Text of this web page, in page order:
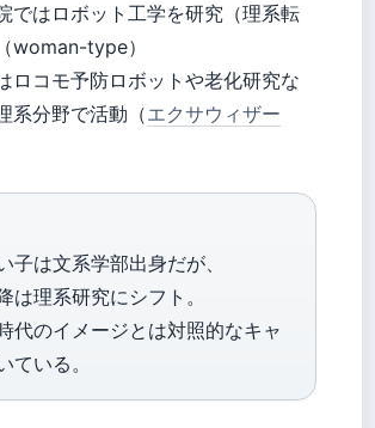
ではロボット工学を研究（理系転
woman-type）
ロコモ予防ロボットや老化研究な
系分野で活動（エクサウィザー
子は文系学部出身だが、
は理系研究にシフト。
代のイメージとは対照的なキャ
ている。